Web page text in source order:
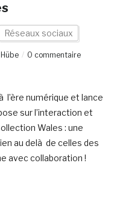
Réseaux sociaux
0 commentaire
l’ère numérique et lance
sur l’interaction et
Wales : une
au delà de celles des
avec collaboration !